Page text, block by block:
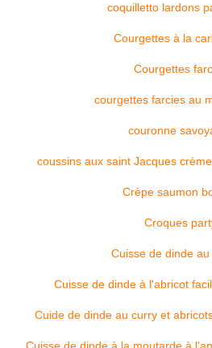
coquilletto lardons
Courgettes à la
Courgettes
courgettes farcies au
couronne
coussins aux saint Jacques
Crèpe saumon
Croques
Cuisse de dinde au
Cuisse de dinde à l'abricot
Cuide de dinde au curry et